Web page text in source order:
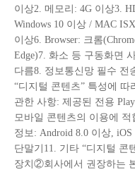
이상2. 메모리: 4G 이상3.
Windows 10 이상 / MAC
이상6. Browser: 크롬
Edge)7. 화소 등 구동화면
다름8. 정보통신망 필수 전
“디지털 콘텐츠” 특성에 따
관한 사항: 제공된 전용
모바일 콘텐츠의 이용에
정보: Android 8.0 이상,
단말기11. 기타 “디지털 콘
장치②회사에서 권장하는